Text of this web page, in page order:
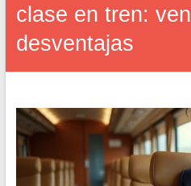
clase en tren:
desventajas